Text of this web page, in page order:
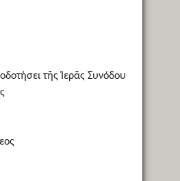
τῆς Ἱερᾶς Συνόδου